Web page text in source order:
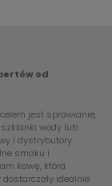
od
jest sprawianie,
wody lub
i dystrybutory
smaku i
kawę, która
idealnie